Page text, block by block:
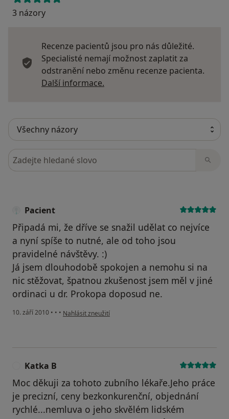
3 názory
Recenze pacientů jsou pro nás důležité.
Specialisté nemají možnost zaplatit za
odstranění nebo změnu recenze pacienta.
Další informace.
Hledejte v názorech
Pacient
Připadá mi, že dříve se snažil udělat co nejvíce
a nyní spíše to nutné, ale od toho jsou
pravidelné návštěvy. :)
Já jsem dlouhodobě spokojen a nemohu si na
nic stěžovat, špatnou zkušenost jsem měl v jiné
ordinaci u dr. Prokopa doposud ne.
10. září 2010 • • • podle názoru uživatele Pacient
Nahlásit zneužití
Katka B
Moc děkuji za tohoto zubního lékaře.Jeho práce
je precizní, ceny bezkonkurenční, objednání
rychlé...nemluva o jeho skvělém lidském